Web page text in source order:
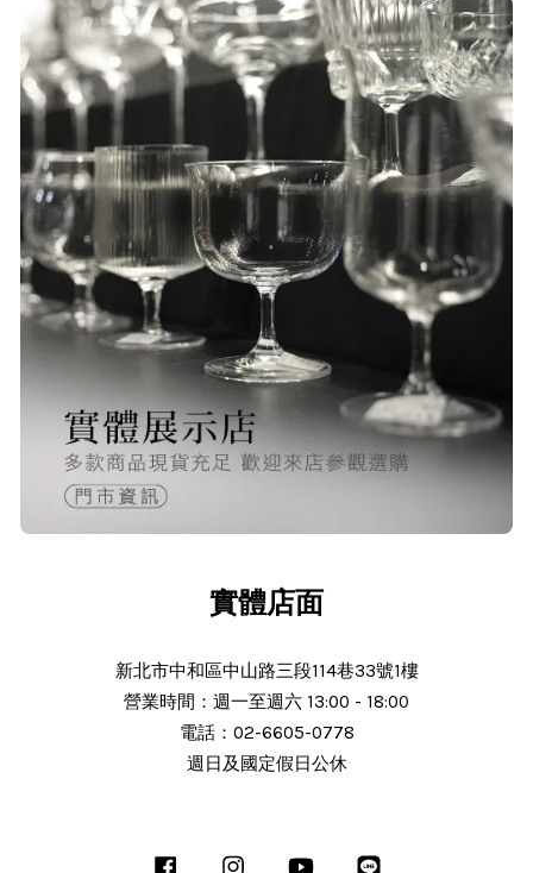
23/Nov/2025 08:00 am
品質非常好！手摸的觸感就很明顯感
覺質感
O***
24/Nov/2025 02:15 pm
出貨迅速＆價格實在的好店家～已經
實體店面
新北市中和區中山路三段114巷33號1樓
營業時間：週一至週六 13:00 - 18:00
電話：02-6605-0778
週日及國定假日公休
Facebook InstagramYouTube